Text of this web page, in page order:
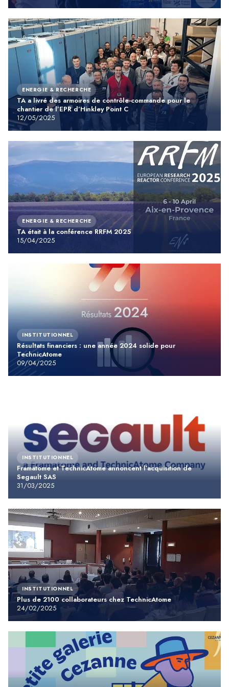
ENERGIE & RECHERCHE
TA a livré des armoires de contrôle-commande pour le
chantier de l’EPR d’Hinkley Point C
12/05/2025
ENERGIE & RECHERCHE
TA était à la conférence RRFM 2025
15/04/2025
INSTITUTIONNEL
Résultats financiers : une année 2024 solide pour
TechnicAtome
09/04/2025
INSTITUTIONNEL
Framatome et TechnicAtome annoncent l’acquisition de
Segault SAS
31/03/2025
INSTITUTIONNEL
Plus de 2100 collaborateurs chez TechnicAtome
24/02/2025